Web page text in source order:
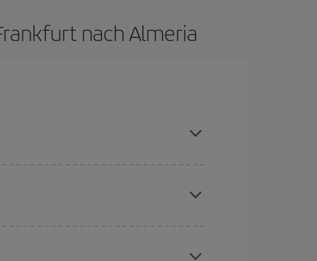
nach Almeria
günstiger sind die Preise.